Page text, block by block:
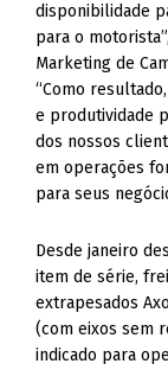
disponibilidade
para o
Marketing de
“Como
e produtividade
dos nossos
em operações
para seus
Desde janeiro
item de série,
extrapesados
(com eixos sem
indicado para